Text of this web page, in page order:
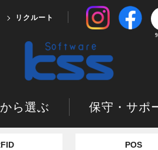
リクルート
ら選ぶ 保守・サポ
POS